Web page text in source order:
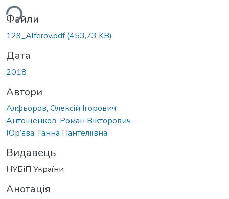
Файли
129_Alferov.pdf(453,73 KB)
Дата
2018
Автори
Алфьоров, Олексій Ігорович
Антощенков, Роман Вікторович
Юр’єва, Ганна Пантеліївна
Видавець
НУБіП України
Анотація